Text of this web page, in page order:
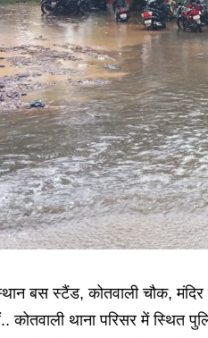
बस स्टैंड, कोतवाली चौक, मंदिर
कोतवाली थाना परिसर में स्थित